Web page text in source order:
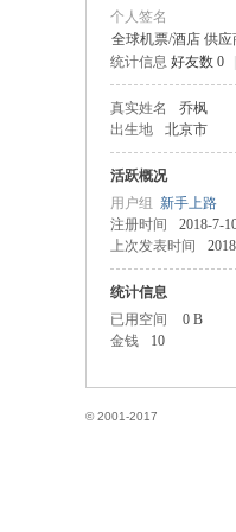
个人签名
全球机票/酒店 供应
统计信息 好友数 0
真实姓名 乔枫
出生地
北京市
活跃概况
用户组 新手上路
注册时间
2018-7-
上次发表时间
统计信息
已用空间
0 B
金钱
10
© 2001-2017